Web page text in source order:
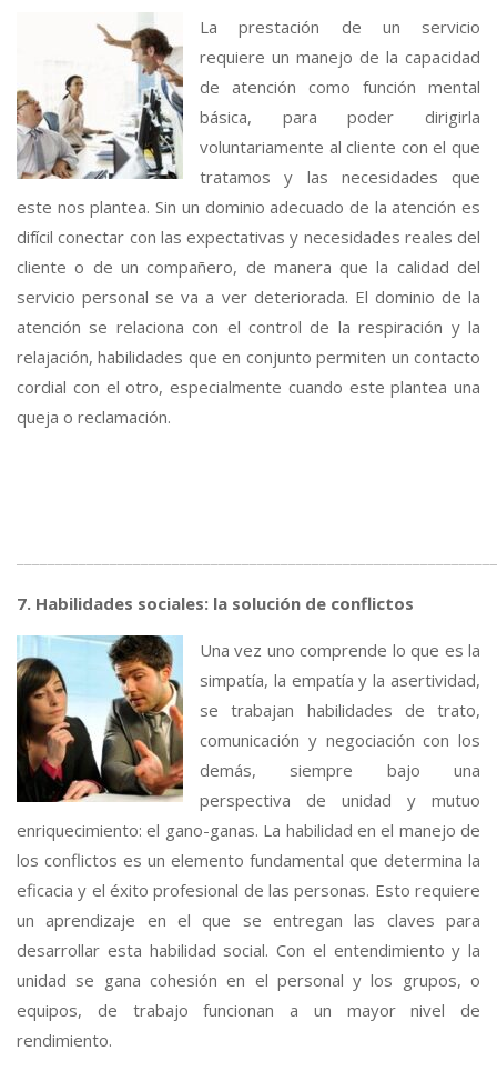
La prestación de un servicio
requiere un manejo de la capacidad
de atención como función mental
básica, para poder dirigirla
voluntariamente al cliente con el que
tratamos y las necesidades que
este nos plantea. Sin un dominio adecuado de la atención es
difícil conectar con las expectativas y necesidades reales del
cliente o de un compañero, de manera que la calidad del
servicio personal se va a ver deteriorada. El dominio de la
atención se relaciona con el control de la respiración y la
relajación, habilidades que en conjunto permiten un contacto
cordial con el otro, especialmente cuando este plantea una
queja o reclamación.
7. Habilidades sociales: la solución de conflictos
Una vez uno comprende lo que es la
simpatía, la empatía y la asertividad,
se trabajan habilidades de trato,
comunicación y negociación con los
demás, siempre bajo una
perspectiva de unidad y mutuo
enriquecimiento: el gano-ganas. La habilidad en el manejo de
los conflictos es un elemento fundamental que determina la
eficacia y el éxito profesional de las personas. Esto requiere
un aprendizaje en el que se entregan las claves para
desarrollar esta habilidad social. Con el entendimiento y la
unidad se gana cohesión en el personal y los grupos, o
equipos, de trabajo funcionan a un mayor nivel de
rendimiento.